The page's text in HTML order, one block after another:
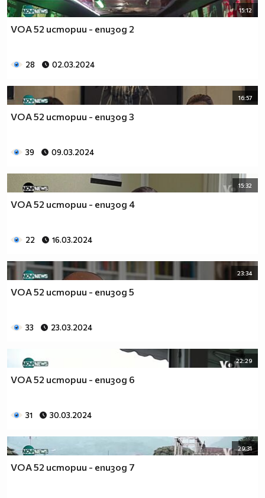
15:12
VOA 52 истории - епизод 2
28 02.03.2024
16:57
VOA 52 истории - епизод 3
39 09.03.2024
15:32
VOA 52 истории - епизод 4
22 16.03.2024
23:34
VOA 52 истории - епизод 5
33 23.03.2024
22:29
VOA 52 истории - епизод 6
31 30.03.2024
29:31
VOA 52 истории - епизод 7